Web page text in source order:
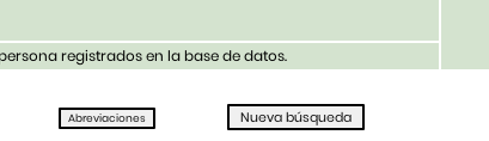
registrados en la base de datos.